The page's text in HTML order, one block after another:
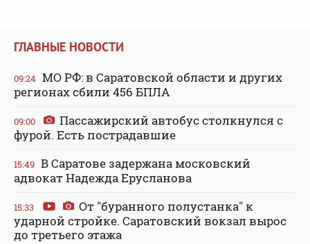
ГЛАВНЫЕ НОВОСТИ
09:24 МО РФ: в Саратовской области и других
регионах сбили 456 БПЛА
09:00
Пассажирский автобус столкнулся с
фурой. Есть пострадавшие
15:49 В Саратове задержана московский
адвокат Надежда Ерусланова
15:33
От "буранного полустанка" к
ударной стройке. Саратовский вокзал вырос
до третьего этажа